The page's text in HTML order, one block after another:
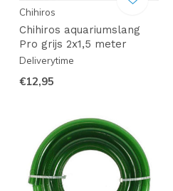
Chihiros
Chihiros aquariumslang
Pro grijs 2x1,5 meter
Deliverytime
€12,95